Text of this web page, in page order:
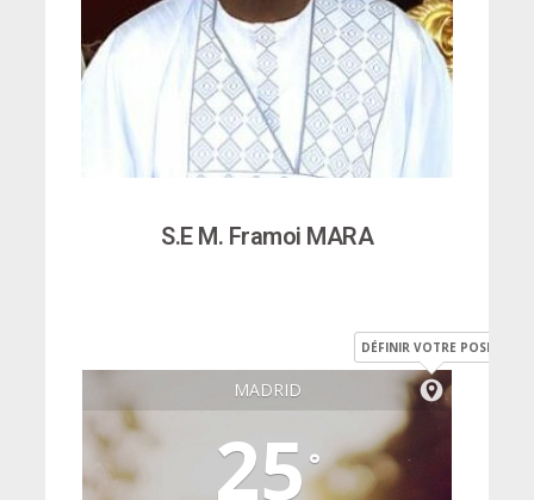
S.E M. Framoi MARA
MADRID
DÉFINIR VOTRE POSITION
25°